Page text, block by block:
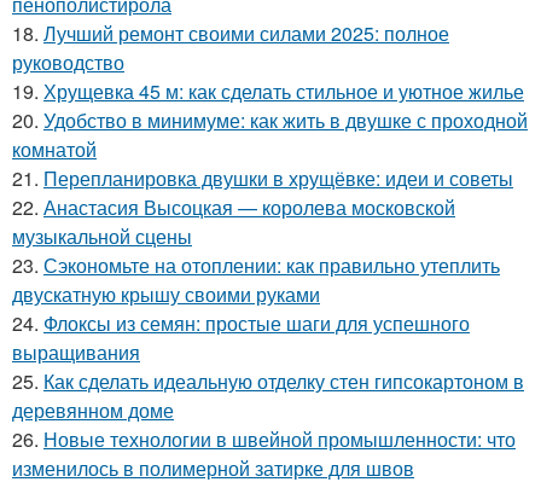
18. Лучший ремонт своими силами 2025: полное
руководство
19. Хрущевка 45 м: как сделать стильное и уютное жилье
20. Удобство в минимуме: как жить в двушке с проходной
комнатой
21. Перепланировка двушки в хрущёвке: идеи и советы
22. Анастасия Высоцкая — королева московской
музыкальной сцены
23. Сэкономьте на отоплении: как правильно утеплить
двускатную крышу своими руками
24. Флоксы из семян: простые шаги для успешного
выращивания
25. Как сделать идеальную отделку стен гипсокартоном в
деревянном доме
26. Новые технологии в швейной промышленности: что
изменилось в полимерной затирке для швов